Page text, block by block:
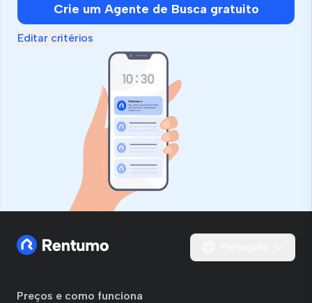
Crie um Agente de Busca gratuito
Editar critérios
Preços e como funciona